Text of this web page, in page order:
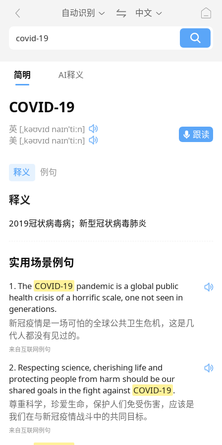
自动识别 中文
简明 AI释义
COVID-19
英 [ˌkəʊvɪd naɪnˈtiːn]
美 [ˌkəʊvɪd naɪnˈtiːn]
跟读
释义 例句
释义
2019冠状病毒病；新型冠状病毒肺炎
实用场景例句
1 .The COVID-19 pandemic is a global public
health crisis of a horrific scale, one not seen in
generations.
新冠疫情是一场可怕的全球公共卫生危机，这是几
代人都没有见过的。
来自互联网例句
2. Respecting science, cherishing life and
protecting people from harm should be our
shared goals in the fight against COVID-19 .
尊重科学，珍爱生命，保护人们免受伤害，应该是
我们在与新冠疫情战斗中的共同目标。
来自互联网例句